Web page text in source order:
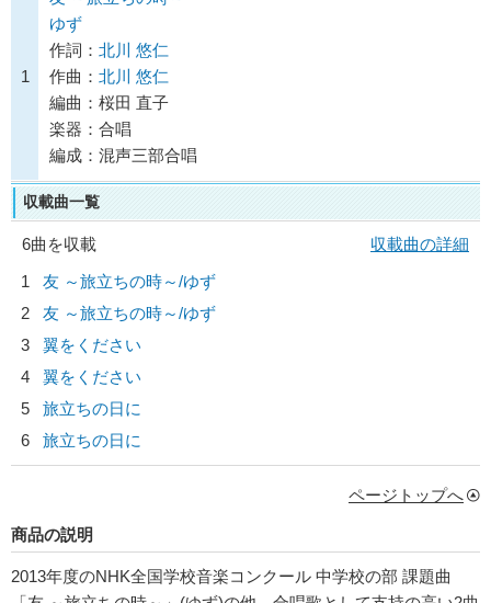
1
ゆず
作詞： 北川 悠仁
作曲： 北川 悠仁
編曲：桜田 直子
楽器：合唱
編成：混声三部合唱
収載曲一覧
6曲を収載
収載曲の詳細
1
友 ～旅立ちの時～/ゆず
2
友 ～旅立ちの時～/ゆず
3
翼をください
4
翼をください
5
旅立ちの日に
6
旅立ちの日に
ページトップへ
商品の説明
2013年度のNHK全国学校音楽コンクール 中学校の部 課題曲